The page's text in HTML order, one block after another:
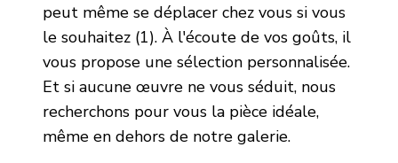
peut même se déplacer chez vous si vous
le souhaitez (1). À l'écoute de vos goûts, il
vous propose une sélection personnalisée.
Et si aucune œuvre ne vous séduit, nous
recherchons pour vous la pièce idéale,
même en dehors de notre galerie.